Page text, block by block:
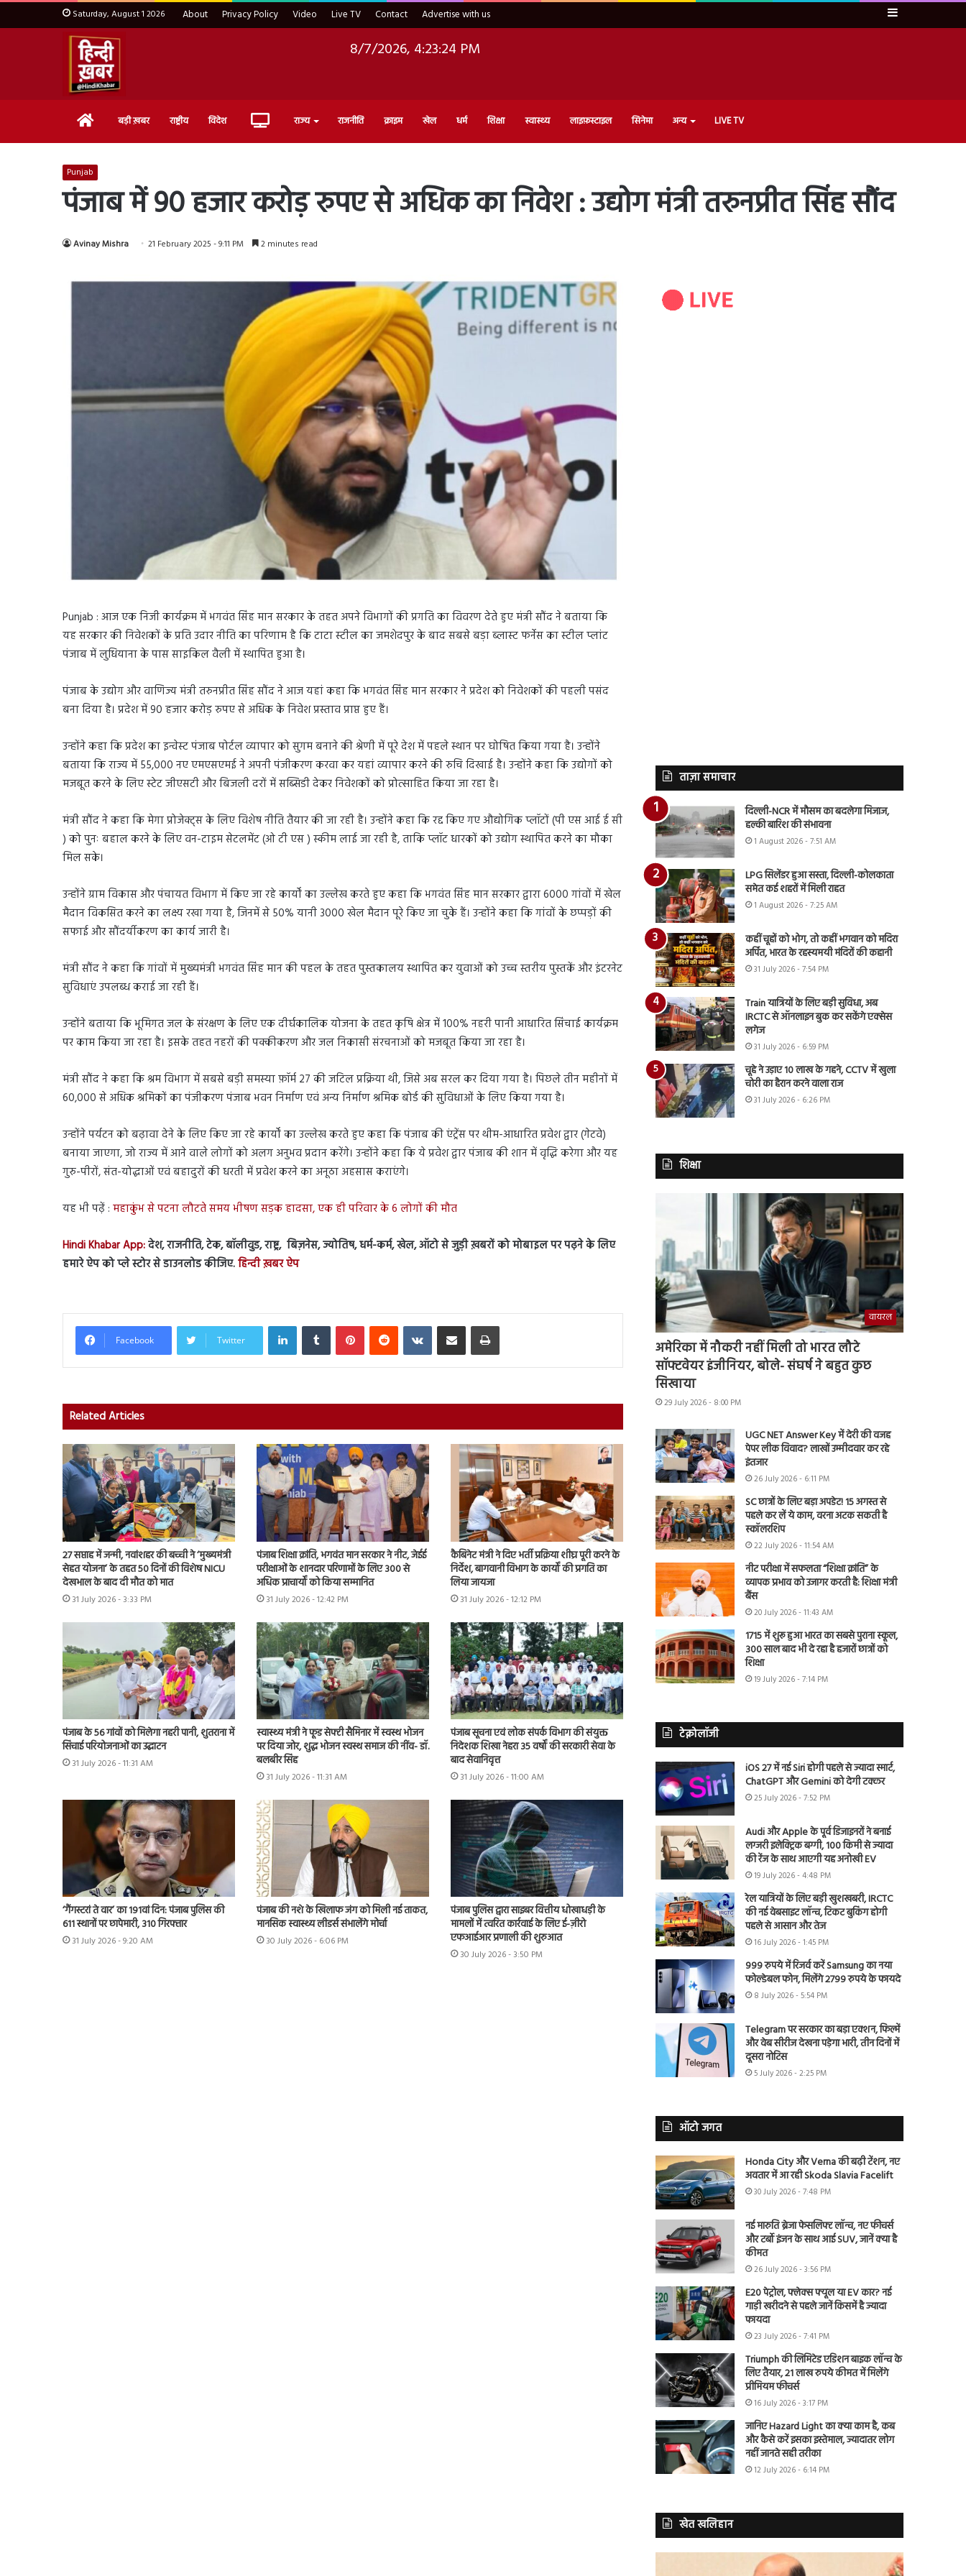
Saturday, August 1 2026 About Privacy Policy Video Live TV Contact Advertise with us Sidebar
8/7/2026, 4:23:25 PM
Home बड़ी ख़बर राष्ट्रीय विदेश Live राज्य राजनीति क्राइम खेल धर्म शिक्षा स्वास्थ्य लाइफ़स्टाइल सिनेमा अन्य LIVE TV
Punjab
पंजाब में 90 हजार करोड़ रुपए से अधिक का निवेश : उद्योग मंत्री तरुनप्रीत सिंह सौंद
Avinay Mishra 21 February 2025 - 9:11 PM 2 minutes read
Punjab : आज एक निजी कार्यक्रम में भगवंत सिंह मान सरकार के तहत अपने विभागों की प्रगति का विवरण देते हुए मंत्री सौंद ने बताया कि
यह सरकार की निवेशकों के प्रति उदार नीति का परिणाम है कि टाटा स्टील का जमशेदपुर के बाद सबसे बड़ा ब्लास्ट फर्नेस का स्टील प्लांट
पंजाब में लुधियाना के पास साइकिल वैली में स्थापित हुआ है।
पंजाब के उद्योग और वाणिज्य मंत्री तरुनप्रीत सिंह सौंद ने आज यहां कहा कि भगवंत सिंह मान सरकार ने प्रदेश को निवेशकों की पहली पसंद
बना दिया है। प्रदेश में 90 हजार करोड़ रुपए से अधिक के निवेश प्रस्ताव प्राप्त हुए हैं।
उन्होंने कहा कि प्रदेश का इन्वेस्ट पंजाब पोर्टल व्यापार को सुगम बनाने की श्रेणी में पूरे देश में पहले स्थान पर घोषित किया गया है। उन्होंने
बताया कि राज्य में 55,000 नए एमएसएमई ने अपनी पंजीकरण करवा कर यहां व्यापार करने की रुचि दिखाई है। उन्होंने कहा कि उद्योगों को
मजबूत करने के लिए स्टेट जीएसटी और बिजली दरों में सब्सिडी देकर निवेशकों को प्रोत्साहित किया जा रहा है।
मंत्री सौंद ने कहा कि मेगा प्रोजेक्ट्स के लिए विशेष नीति तैयार की जा रही है। उन्होंने कहा कि रद्द किए गए औद्योगिक प्लॉटों (पी एस आई ई सी
) को पुनः बहाल करने के लिए वन-टाइम सेटलमेंट (ओ टी एस ) स्कीम लाई जा रही है, ताकि प्लॉट धारकों को उद्योग स्थापित करने का मौका
मिल सके।
उन्होंने ग्राम विकास और पंचायत विभाग में किए जा रहे कार्यों का उल्लेख करते हुए कहा कि भगवंत सिंह मान सरकार द्वारा 6000 गांवों में खेल
मैदान विकसित करने का लक्ष्य रखा गया है, जिनमें से 50% यानी 3000 खेल मैदान पूरे किए जा चुके हैं। उन्होंने कहा कि गांवों के छप्पड़ों की
सफाई और सौंदर्यीकरण का कार्य जारी है।
मंत्री सौंद ने कहा कि गांवों में मुख्यमंत्री भगवंत सिंह मान की पहल के तहत पुस्तकालय स्थापित कर युवाओं को उच्च स्तरीय पुस्तकें और इंटरनेट
सुविधाएं उपलब्ध कराई जा रही हैं।
उन्होंने बताया कि भूमिगत जल के संरक्षण के लिए एक दीर्घकालिक योजना के तहत कृषि क्षेत्र में 100% नहरी पानी आधारित सिंचाई कार्यक्रम
पर काम किया जा रहा है। इसके तहत नहरों की पक्कीकरण और जल निकासी संरचनाओं को मजबूत किया जा रहा है।
मंत्री सौंद ने कहा कि श्रम विभाग में सबसे बड़ी समस्या फ़ॉर्म 27 की जटिल प्रक्रिया थी, जिसे अब सरल कर दिया गया है। पिछले तीन महीनों में
60,000 से अधिक श्रमिकों का पंजीकरण पंजाब भवन निर्माण एवं अन्य निर्माण श्रमिक बोर्ड की सुविधाओं के लिए किया गया है।
उन्होंने पर्यटन को बढ़ावा देने के लिए किए जा रहे कार्यों का उल्लेख करते हुए कहा कि पंजाब की एंट्रेंस पर थीम-आधारित प्रवेश द्वार (गेटवे)
बनाया जाएगा, जो राज्य में आने वाले लोगों को अलग अनुभव प्रदान करेंगे। उन्होंने कहा कि ये प्रवेश द्वार पंजाब की शान में वृद्धि करेगा और यह
गुरु-पीरों, संत-योद्धाओं एवं बहादुरों की धरती में प्रवेश करने का अनूठा अहसास कराएंगे।
यह भी पढ़ें : महाकुंभ से पटना लौटते समय भीषण सड़क हादसा, एक ही परिवार के 6 लोगों की मौत
Hindi Khabar App:देश, राजनीति, टेक, बॉलीवुड, राष्ट्र, बिज़नेस, ज्योतिष, धर्म-कर्म, खेल, ऑटो से जुड़ी ख़बरों को मोबाइल पर पढ़ने के लिए
हमारे ऐप को प्ले स्टोर से डाउनलोड कीजिए.हिन्दी ख़बर ऐप
Facebook Twitter
LinkedInTumblr PinterestReddit VKontakteShare via Email Print
Related Articles
27 सप्ताह में जन्मी, नवांशहर की बच्ची ने ‘मुख्यमंत्री
सेहत योजना’ के तहत 50 दिनों की विशेष NICU
देखभाल के बाद दी मौत को मात
31 July 2026 - 3:33 PM
पंजाब शिक्षा क्रांति, भगवंत मान सरकार ने नीट, जेईई
परीक्षाओं के शानदार परिणामों के लिए 300 से
अधिक प्राचार्यों को किया सम्मानित
31 July 2026 - 12:42 PM
कैबिनेट मंत्री ने दिए भर्ती प्रक्रिया शीघ्र पूरी करने के
निर्देश, बागवानी विभाग के कार्यों की प्रगति का
लिया जायजा
31 July 2026 - 12:12 PM
पंजाब के 56 गांवों को मिलेगा नहरी पानी, शुतराना में
सिंचाई परियोजनाओं का उद्घाटन
31 July 2026 - 11:31 AM
स्वास्थ्य मंत्री ने फूड सेफ्टी सैमिनार में स्वस्थ भोजन
पर दिया जोर, शुद्ध भोजन स्वस्थ समाज की नींव- डॉ.
बलबीर सिंह
31 July 2026 - 11:31 AM
पंजाब सूचना एवं लोक संपर्क विभाग की संयुक्त
निदेशक शिखा नेहरा 35 वर्षों की सरकारी सेवा के
बाद सेवानिवृत्त
31 July 2026 - 11:00 AM
‘गैंगस्टरां ते वार’ का 191वां दिन: पंजाब पुलिस की
611 स्थानों पर छापेमारी, 310 गिरफ्तार
31 July 2026 - 9:20 AM
पंजाब की नशे के खिलाफ जंग को मिली नई ताकत,
मानसिक स्वास्थ्य लीडर्स संभालेंगे मोर्चा
30 July 2026 - 6:06 PM
पंजाब पुलिस द्वारा साइबर वित्तीय धोखाधड़ी के
मामलों में त्वरित कार्रवाई के लिए ई-ज़ीरो
एफआईआर प्रणाली की शुरुआत
30 July 2026 - 3:50 PM
ताज़ा समाचार
दिल्ली-NCR में मौसम का बदलेगा मिजाज,
हल्की बारिश की संभावना
1 August 2026 - 7:51 AM
LPG सिलेंडर हुआ सस्ता, दिल्ली-कोलकाता
समेत कई शहरों में मिली राहत
1 August 2026 - 7:25 AM
कहीं चूहों को भोग, तो कहीं भगवान को मदिरा
अर्पित, भारत के रहस्यमयी मंदिरों की कहानी
31 July 2026 - 7:54 PM
Train यात्रियों के लिए बड़ी सुविधा, अब
IRCTC से ऑनलाइन बुक कर सकेंगे एक्सेस
लगेज
31 July 2026 - 6:59 PM
चूहे ने उड़ाए 10 लाख के गहने, CCTV में खुला
चोरी का हैरान करने वाला राज
31 July 2026 - 6:26 PM
शिक्षा
वायरल
अमेरिका में नौकरी नहीं मिली तो भारत लौटे
सॉफ्टवेयर इंजीनियर, बोले- संघर्ष ने बहुत कुछ
सिखाया
29 July 2026 - 8:00 PM
UGC NET Answer Key में देरी की वजह
पेपर लीक विवाद? लाखों उम्मीदवार कर रहे
इंतजार
26 July 2026 - 6:11 PM
SC छात्रों के लिए बड़ा अपडेट! 15 अगस्त से
पहले कर लें ये काम, वरना अटक सकती है
स्कॉलरशिप
22 July 2026 - 11:54 AM
नीट परीक्षा में सफलता “शिक्षा क्रांति” के
व्यापक प्रभाव को उजागर करती है: शिक्षा मंत्री
बैंस
20 July 2026 - 11:43 AM
1715 में शुरू हुआ भारत का सबसे पुराना स्कूल,
300 साल बाद भी दे रहा है हजारों छात्रों को
शिक्षा
19 July 2026 - 7:14 PM
टेक्नोलॉजी
iOS 27 में नई Siri होगी पहले से ज्यादा स्मार्ट,
ChatGPT और Gemini को देगी टक्कर
25 July 2026 - 7:52 PM
Audi और Apple के पूर्व डिजाइनरों ने बनाई
लग्जरी इलेक्ट्रिक बग्गी, 100 किमी से ज्यादा
की रेंज के साथ आएगी यह अनोखी EV
19 July 2026 - 4:48 PM
रेल यात्रियों के लिए बड़ी खुशखबरी, IRCTC
की नई वेबसाइट लॉन्च, टिकट बुकिंग होगी
पहले से आसान और तेज
16 July 2026 - 1:45 PM
999 रुपये में रिजर्व करें Samsung का नया
फोल्डेबल फोन, मिलेंगे 2799 रुपये के फायदे
8 July 2026 - 5:54 PM
Telegram पर सरकार का बड़ा एक्शन, फिल्में
और वेब सीरीज देखना पड़ेगा भारी, तीन दिनों में
दूसरा नोटिस
5 July 2026 - 2:25 PM
ऑटो जगत
Honda City और Verna की बढ़ी टेंशन, नए
अवतार में आ रही Skoda Slavia Facelift
30 July 2026 - 7:48 PM
नई मारुति ब्रेजा फेसलिफ्ट लॉन्च, नए फीचर्स
और टर्बो इंजन के साथ आई SUV, जानें क्या है
कीमत
26 July 2026 - 3:56 PM
E20 पेट्रोल, फ्लेक्स फ्यूल या EV कार? नई
गाड़ी खरीदने से पहले जानें किसमें है ज्यादा
फायदा
23 July 2026 - 7:41 PM
Triumph की लिमिटेड एडिशन बाइक लॉन्च के
लिए तैयार, 21 लाख रुपये कीमत में मिलेंगे
प्रीमियम फीचर्स
16 July 2026 - 3:17 PM
जानिए Hazard Light का क्या काम है, कब
और कैसे करें इसका इस्तेमाल, ज्यादातर लोग
नहीं जानते सही तरीका
12 July 2026 - 6:14 PM
खेत खलिहान